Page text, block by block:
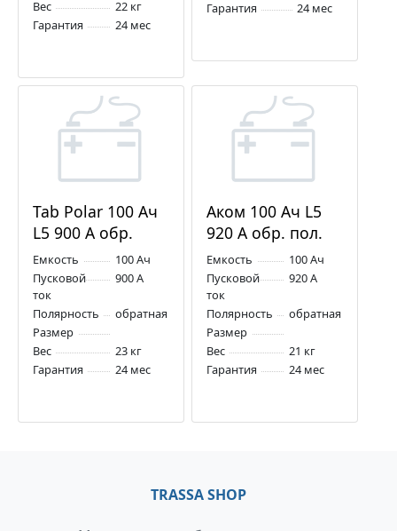
Вес
22 кг
Гарантия
24 мес
Гарантия
24 мес
Tab Polar 100 Ач
L5 900 А обр.
пол.
Емкость
100 Ач
Пусковой
ток
900 А
Полярность
обратная
Размер
Вес
23 кг
Гарантия
24 мес
Аком 100 Ач L5
920 А обр. пол.
Емкость
100 Ач
Пусковой
ток
920 А
Полярность
обратная
Размер
Вес
21 кг
Гарантия
24 мес
TRASSA SHOP